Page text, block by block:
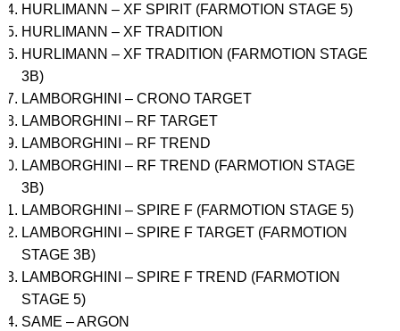
HURLIMANN – XF SPIRIT (FARMOTION STAGE 5)
HURLIMANN – XF TRADITION
HURLIMANN – XF TRADITION (FARMOTION STAGE
3B)
LAMBORGHINI – CRONO TARGET
LAMBORGHINI – RF TARGET
LAMBORGHINI – RF TREND
LAMBORGHINI – RF TREND (FARMOTION STAGE
3B)
LAMBORGHINI – SPIRE F (FARMOTION STAGE 5)
LAMBORGHINI – SPIRE F TARGET (FARMOTION
STAGE 3B)
LAMBORGHINI – SPIRE F TREND (FARMOTION
STAGE 5)
SAME – ARGON